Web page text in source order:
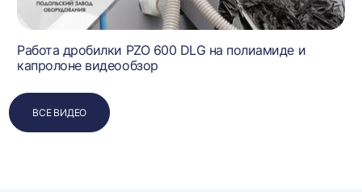
Работа дробилки PZO 600 DLG на полиамиде и
капролоне видеообзор
ВСЕ ВИДЕО